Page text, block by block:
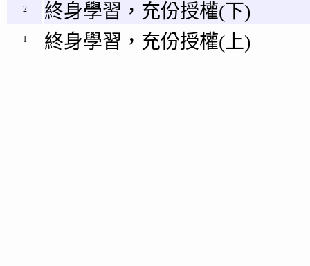
2 終身學習，充份授權(下)
1 終身學習，充份授權(上)